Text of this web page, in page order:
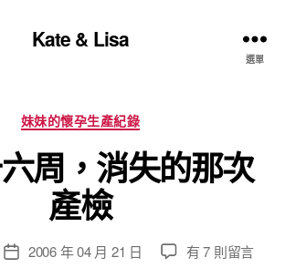
Kate & Lisa
選單
分
類
妹妹的懷孕生產紀錄
周，消失的那次
產檢
文 2006 年 04 月 21 日
在
有 7 則留言